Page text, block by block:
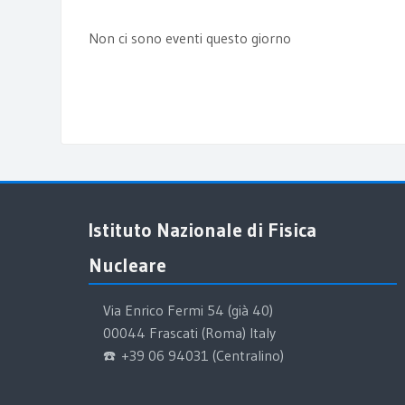
Non ci sono eventi questo giorno
Istituto Nazionale di Fisica
Nucleare
Via Enrico Fermi 54 (già 40)
00044 Frascati (Roma) Italy
☎️ +39 06 94031 (Centralino)